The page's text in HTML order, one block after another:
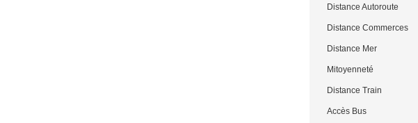
Distance Autoroute
Distance Commerces
Distance Mer
Mitoyenneté
Distance Train
Accès Bus